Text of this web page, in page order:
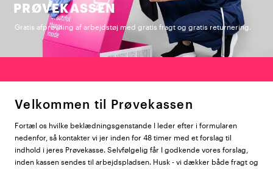
PRØVEKASSEN
Gratis afprøvning af arbejdstøj med gratis fragt og gratis returnering.
Velkommen til Prøvekassen
Fortæl os hvilke beklædningsgenstande I leder efter i formularen
nedenfor, så kontakter vi jer inden for 48 timer med et forslag til
indhold i jeres Prøvekasse. Selvfølgelig får I godkende vores forslag,
inden kassen sendes til arbejdspladsen. Husk - vi dækker både fragt og